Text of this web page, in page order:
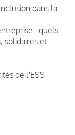
dans la
: quels
solidaires et
de l'ESS